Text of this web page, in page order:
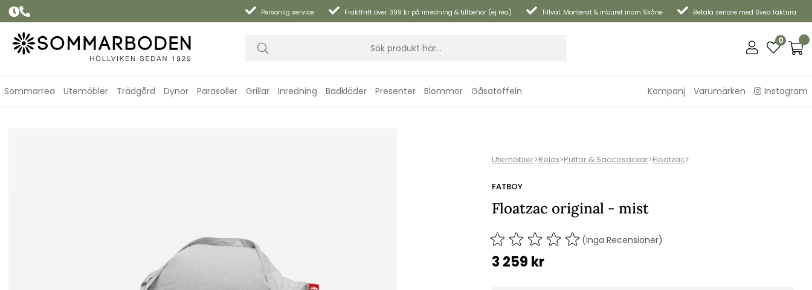
Personlig service Fraktfritt över 399 kr på inredning & tillbehör (ej rea) Tillval: Monterat & inburet inom Skåne Betala senare med Svea faktura
0
Sommarrea Utemöbler Trädgård Dynor Parasoller Grillar Inredning Badkläder Presenter Blommor Gåsatoffeln Kampanj Varumärken Instagram
Utemöbler>Relax>Puffar & Saccosäckar>Floatzac>
FATBOY
Floatzac original - mist
(Inga Recensioner)
3 259 kr